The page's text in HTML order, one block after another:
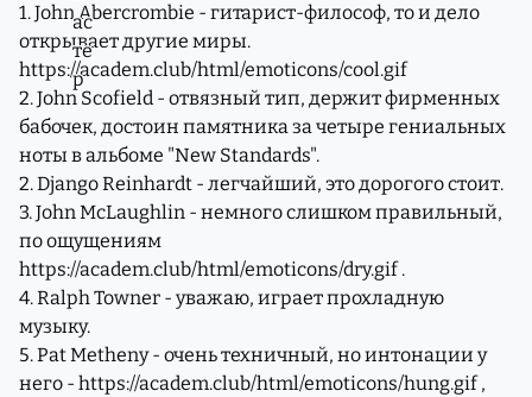
1. John Abercrombie - гитарист-философ, то и дело
открывает другие миры.
https://academ.club/html/emoticons/cool.gif
2. John Scofield - отвязный тип, держит фирменных
бабочек, достоин памятника за четыре гениальных
ноты в альбоме "New Standards".
2. Django Reinhardt - легчайший, это дорогого стоит.
3. John McLaughlin - немного слишком правильный,
по ощущениям
https://academ.club/html/emoticons/dry.gif.
4. Ralph Towner - уважаю, играет прохладную
музыку.
5. Pat Metheny - очень техничный, но интонации у
него - https://academ.club/html/emoticons/hung.gif,